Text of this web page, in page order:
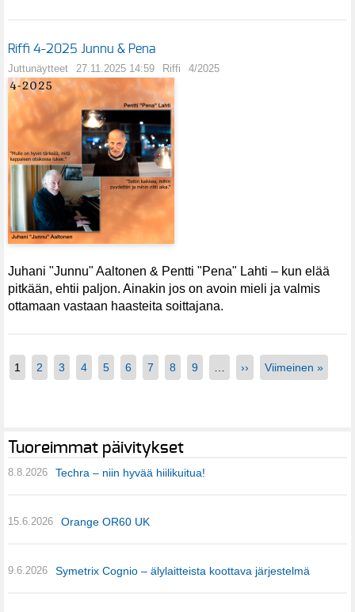
Riffi 4-2025 Junnu & Pena
Juttunäytteet 27.11.2025 14:59 Riffi 4/2025
Juhani "Junnu" Aaltonen & Pentti "Pena" Lahti – kun elää
pitkään, ehtii paljon. Ainakin jos on avoin mieli ja valmis
ottamaan vastaan haasteita soittajana.
1 2 3 4 5 6 7 8 9 ›› Viimeinen »
Tuoreimmat päivitykset
8.8.2026 Techra – niin hyvää hiilikuitua!
15.6.2026 Orange OR60 UK
9.6.2026 Symetrix Cognio – älylaitteista koottava järjestelmä